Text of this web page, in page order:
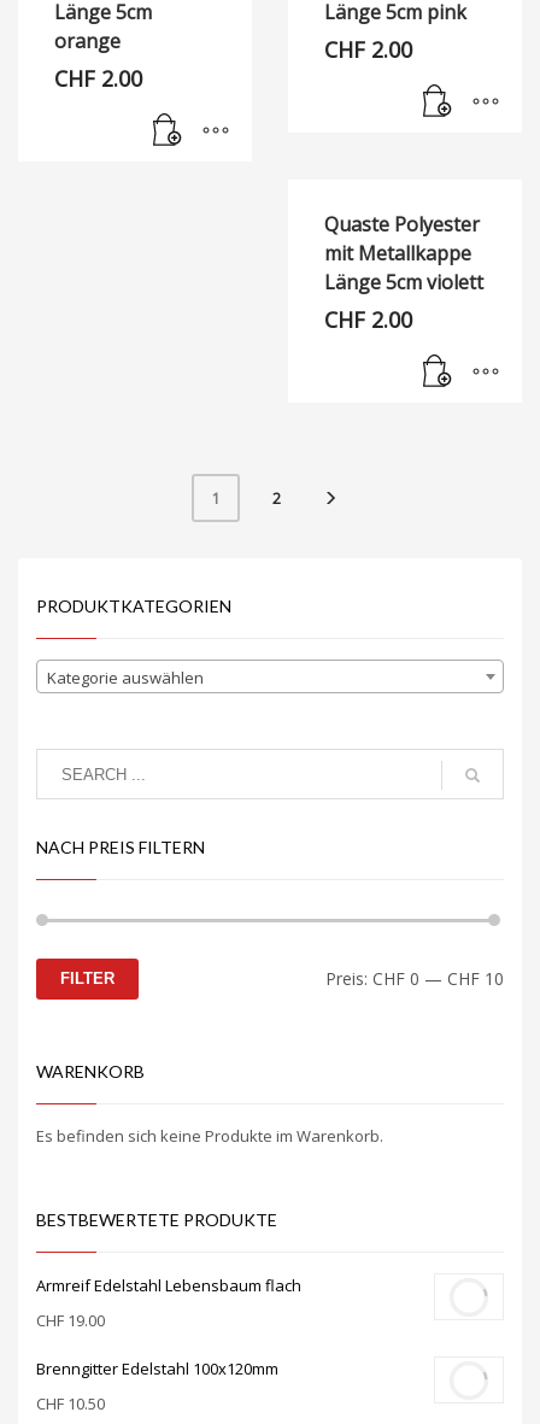
Länge 5cm
orange
CHF 2.00
Länge 5cm pink
CHF 2.00
Quaste Polyester
mit Metallkappe
Länge 5cm violett
CHF 2.00
1 2
PRODUKTKATEGORIEN
Kategorie auswählen
NACH PREIS FILTERN
FILTER Preis: CHF 0 — CHF 10
WARENKORB
Es befinden sich keine Produkte im Warenkorb.
BESTBEWERTETE PRODUKTE
Armreif Edelstahl Lebensbaum flach
CHF 19.00
Brenngitter Edelstahl 100x120mm
CHF 10.50